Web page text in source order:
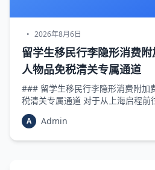
• 2026年8月6日
留学生移民行李隐形消费
人物品免税清关专属通道
### 留学生移民行李隐形消费附加
税清关专属通道 对于从上海启程前往温哥华的留学生与新移
民而言，国际搬家与行李托运远非“
单。行业数据显示，超过60%的跨
A Admin